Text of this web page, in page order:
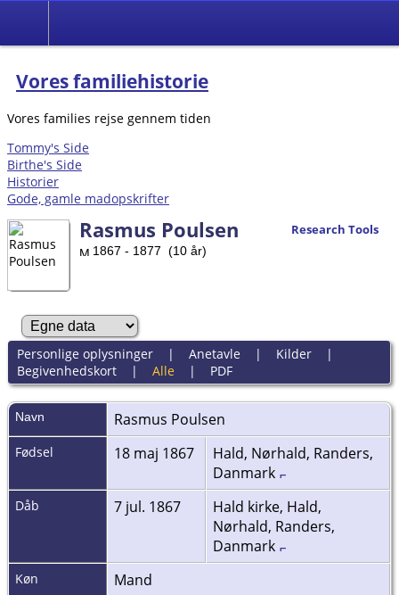
Vores familiehistorie
Vores families rejse gennem tiden
Tommy's Side
Birthe's Side
Historier
Gode, gamle madopskrifter
Research Tools
Rasmus Poulsen
1867 - 1877 (10 år)
Personlige oplysninger| Anetavle | Kilder|
Begivenhedskort| Alle | PDF
Navn Rasmus Poulsen
Fødsel 18 maj 1867
Hald, Nørhald, Randers,
Danmark
Dåb 7 jul. 1867
Hald kirke, Hald,
Nørhald, Randers,
Danmark
Køn Mand